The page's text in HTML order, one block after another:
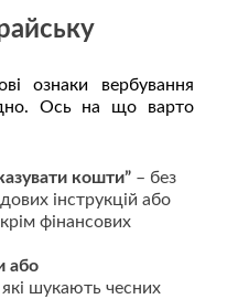
ознаки вербування
Ось на що варто
кошти” – без
інструкцій або
фінансових
або
шукають чесних